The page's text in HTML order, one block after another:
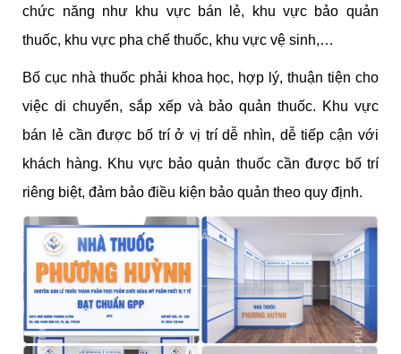
chức năng như khu vực bán lẻ, khu vực bảo quản
thuốc, khu vực pha chế thuốc, khu vực vệ sinh,…
Bố cục nhà thuốc phải khoa học, hợp lý, thuận tiện cho
việc di chuyển, sắp xếp và bảo quản thuốc. Khu vực
bán lẻ cần được bố trí ở vị trí dễ nhìn, dễ tiếp cận với
khách hàng. Khu vực bảo quản thuốc cần được bố trí
riêng biệt, đảm bảo điều kiện bảo quản theo quy định.